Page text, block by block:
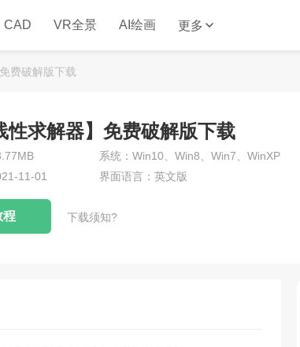
CAD VR全景 AI绘画 更多
费破解版下载
求解器】免费破解版下载
系统：Win10、Win8、Win7、WinXP
11-01 界面语言：英文版
程 下载须知?